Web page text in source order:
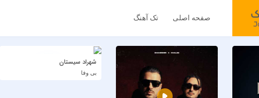
صفحه اصلی تک آهنگ
شهراد سیستان
بی وفا